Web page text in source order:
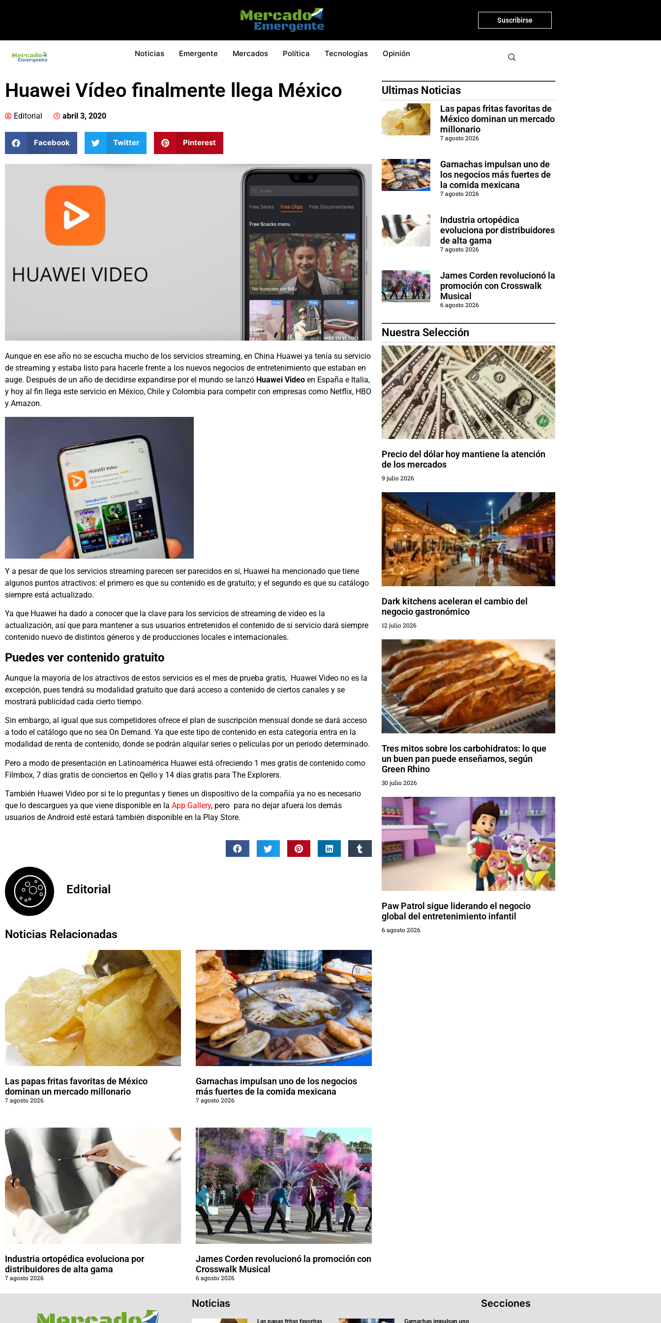
Suscribirse
Noticias Emergente Mercados Política Tecnologías Opinión
Huawei Vídeo finalmente llega México
Editorial abril 3, 2020
Facebook Twitter Pinterest
Aunque en ese año no se escucha mucho de los servicios streaming, en China Huawei ya tenía su servicio
de streaming y estaba listo para hacerle frente a los nuevos negocios de entretenimiento que estaban en
auge. Después de un año de decidirse expandirse por el mundo se lanzó Huawei Video en España e Italia,
y hoy al fin llega este servicio en México, Chile y Colombia para competir con empresas como Netflix, HBO
y Amazon.
Y a pesar de que los servicios streaming parecen ser parecidos en si, Huawei ha mencionado que tiene
algunos puntos atractivos: el primero es que su contenido es de gratuito; y el segundo es que su catálogo
siempre está actualizado.
Ya que Huawei ha dado a conocer que la clave para los servicios de streaming de video es la
actualización, así que para mantener a sus usuarios entretenidos el contenido de si servicio dará siempre
contenido nuevo de distintos géneros y de producciones locales e internacionales.
Puedes ver contenido gratuito
Aunque la mayoría de los atractivos de estos servicios es el mes de prueba gratis, Huawei Video no es la
excepción, pues tendrá su modalidad gratuito que dará acceso a contenido de ciertos canales y se
mostrará publicidad cada cierto tiempo.
Sin embargo, al igual que sus competidores ofrece el plan de suscripción mensual donde se dará acceso
a todo el catálogo que no sea On Demand. Ya que este tipo de contenido en esta categoría entra en la
modalidad de renta de contenido, donde se podrán alquilar series o películas por un periodo determinado.
Pero a modo de presentación en Latinoamérica Huawei está ofreciendo 1 mes gratis de contenido como
Filmbox, 7 días gratis de conciertos en Qello y 14 días gratis para The Explorers.
También Huawei Video por si te lo preguntas y tienes un dispositivo de la compañía ya no es necesario
que lo descargues ya que viene disponible en la App Gallery, pero para no dejar afuera los demás
usuarios de Android esté estará también disponible en la Play Store.
Editorial
Noticias Relacionadas
Las papas fritas favoritas de México
dominan un mercado millonario
7 agosto 2026
Garnachas impulsan uno de los negocios
más fuertes de la comida mexicana
7 agosto 2026
Industria ortopédica evoluciona por
distribuidores de alta gama
7 agosto 2026
James Corden revolucionó la promoción con
Crosswalk Musical
6 agosto 2026
Ultimas Noticias
Las papas fritas favoritas de
México dominan un mercado
millonario
7 agosto 2026
Garnachas impulsan uno de
los negocios más fuertes de
la comida mexicana
7 agosto 2026
Industria ortopédica
evoluciona por distribuidores
de alta gama
7 agosto 2026
James Corden revolucionó la
promoción con Crosswalk
Musical
6 agosto 2026
Nuestra Selección
Precio del dólar hoy mantiene la atención
de los mercados
9 julio 2026
Dark kitchens aceleran el cambio del
negocio gastronómico
12 julio 2026
Tres mitos sobre los carbohidratos: lo que
un buen pan puede enseñarnos, según
Green Rhino
30 julio 2026
Paw Patrol sigue liderando el negocio
global del entretenimiento infantil
6 agosto 2026
Noticias Secciones